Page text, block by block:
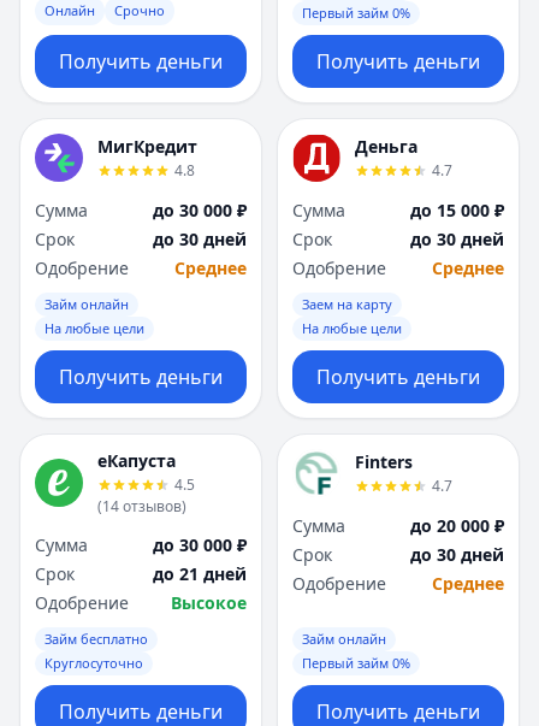
Онлайн Срочно
Получить деньги
Первый займ 0%
Получить деньги
МигКредит
4.8
Сумма
до 30 000 ₽
Срок
до 30 дней
Одобрение
Среднее
Займ онлайн
На любые цели
Получить деньги
Деньга
4.7
Сумма
до 15 000 ₽
Срок
до 30 дней
Одобрение
Среднее
Заем на карту
На любые цели
Получить деньги
еКапуста
4.5
(14отзывов)
Сумма
до 30 000 ₽
Срок
до 21 дней
Одобрение
Высокое
Займ бесплатно
Круглосуточно
Получить деньги
Finters
4.7
Сумма
до 20 000 ₽
Срок
до 30 дней
Одобрение
Среднее
Займ онлайн
Первый займ 0%
Получить деньги